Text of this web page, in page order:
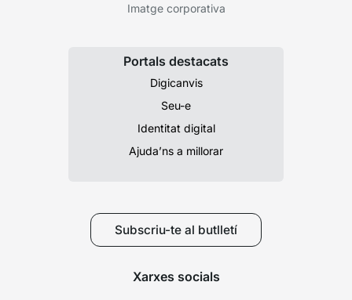
Imatge corporativa
Portals destacats
Digicanvis
Seu-e
Identitat digital
Ajuda’ns a millorar
Subscriu-te al butlletí
Xarxes socials